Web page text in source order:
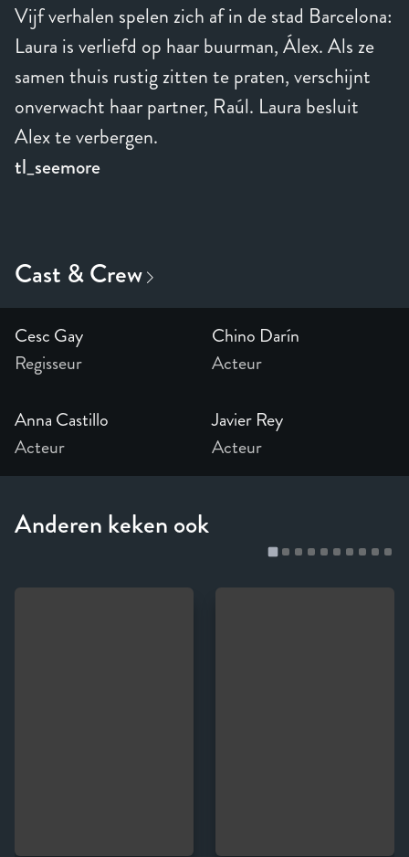
Vijf verhalen spelen zich af in de stad Barcelona:
Laura is verliefd op haar buurman, Álex. Als ze
samen thuis rustig zitten te praten, verschijnt
onverwacht haar partner, Raúl. Laura besluit
Alex te verbergen.
tl_seemore
Cesc Gay
Regisseur
Chino Darín
Acteur
Anna Castillo
Acteur
Javier Rey
Acteur